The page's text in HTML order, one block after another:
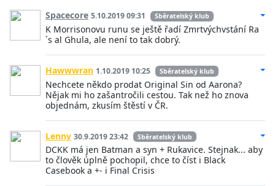
Spacecore 5.10.2019 09:31 Sběratelský klub
K Morrisonovu runu se ještě řadí Zmrtvýchvstání Ra
´s al Ghula, ale není to tak dobrý.
Hawwwran 1.10.2019 10:25 Sběratelský klub
Nechcete někdo prodat Original Sin od Aarona?
Nějak mi ho zašantročili cestou. Tak než ho znova
objednám, zkusím štěstí v ČR.
Lenny 30.9.2019 23:42 Sběratelský klub
DCKK má jen Batman a syn + Rukavice. Stejnak... aby
to člověk úplně pochopil, chce to číst i Black
Casebook a +- i Final Crisis